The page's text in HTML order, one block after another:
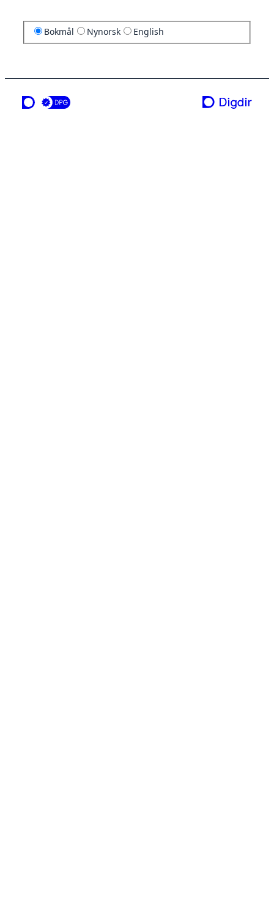
Bokmål Nynorsk English